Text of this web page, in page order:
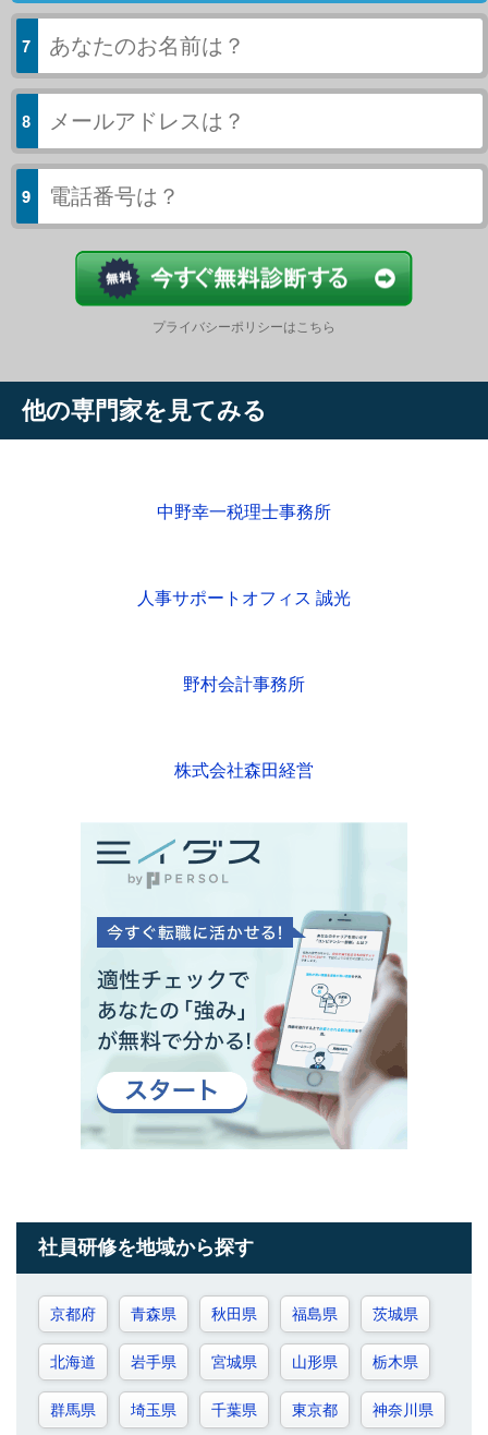
プライバシーポリシーはこちら
他の専門家を見てみる
中野幸一税理士事務所
人事サポートオフィス 誠光
野村会計事務所
株式会社森田経営
社員研修を地域から探す
京都府 青森県 秋田県 福島県 茨城県
北海道 岩手県 宮城県 山形県 栃木県
群馬県 埼玉県 千葉県 東京都 神奈川県